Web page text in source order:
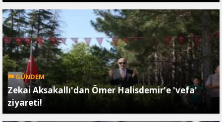
GÜNDEM
Zekai Aksakallı'dan Ömer Halisdemir'e 'vefa'
ziyareti!